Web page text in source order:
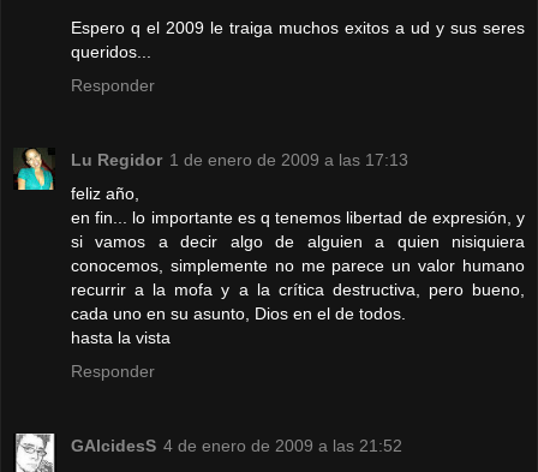
Espero q el 2009 le traiga muchos exitos a ud y sus seres
queridos...
Responder
Lu Regidor 1 de enero de 2009 a las 17:13
feliz año,
en fin... lo importante es q tenemos libertad de expresión, y
si vamos a decir algo de alguien a quien nisiquiera
conocemos, simplemente no me parece un valor humano
recurrir a la mofa y a la crítica destructiva, pero bueno,
cada uno en su asunto, Dios en el de todos.
hasta la vista
Responder
GAlcidesS 4 de enero de 2009 a las 21:52